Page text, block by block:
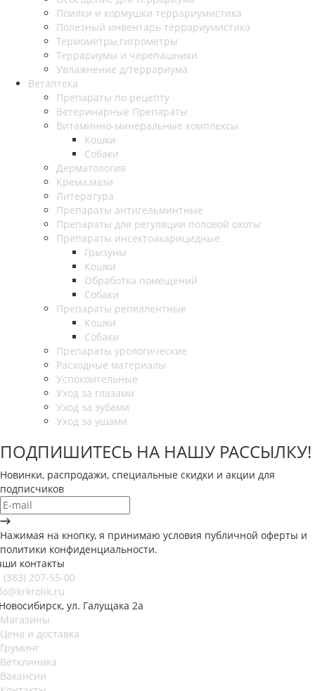
Поилки и кормушки террариумистика
Полезный инвентарь террариумистика
Термометры,гигрометры
Террариумы и черепашники
Увлажнение д/террариума
Ветаптека
Препараты по рецепту
Ветеринарные Препараты
Витаминно-минеральные комплексы
Кошки
Собаки
Дерматология
Крема,мази
Литература
Препараты антигельминтные
Препараты для регуляции половой охоты
Препараты инсектоакарицидные
Грызуны
Кошки
Обработка помещений
Собаки
Препараты репеллентные
Кошки
Собаки
Препараты урологические
Расходные материалы
Успокоительные
Уход за глазами
Уход за зубами
Уход за ушами
ПОДПИШИТЕСЬ НА НАШУ РАССЫЛКУ!
Новинки, распродажи, специальные скидки и акции для
подписчиков
Нажимая на кнопку, я принимаю условия публичной оферты и
политики конфиденциальности.
контакты
(383) 207-55-00
ул. Галущака 2а
Магазины
Цена и доставка
Груминг
Ветклиника
Вакансии